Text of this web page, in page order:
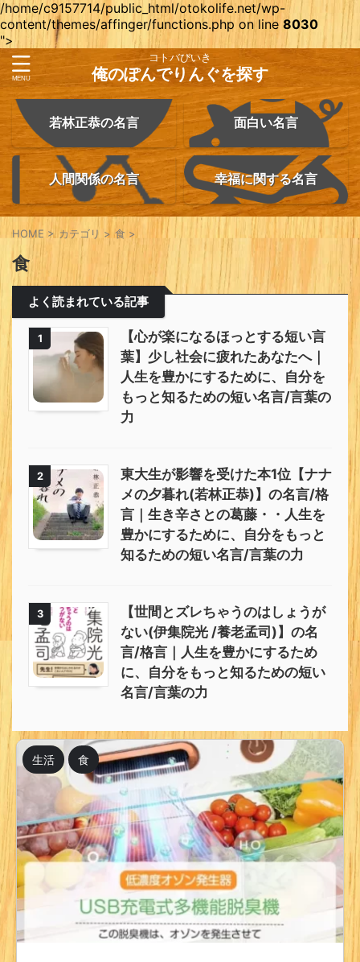
/home/c9157714/public_html/otokolife.net/wp-
content/themes/affinger/functions.php on line8030
">
コトバびいき
俺のぽんでりんぐを探す
若林正恭の名言 面白い名言
人間関係の名言 幸福に関する名言
HOME > カテゴリ > 食 >
食
よく読まれている記事
1
【心が楽になるほっとする短い言
葉】少し社会に疲れたあなたへ｜
人生を豊かにするために、自分を
もっと知るための短い名言/言葉の
力
2
東大生が影響を受けた本1位【ナナ
メの夕暮れ(若林正恭)】の名言/格
言｜生き辛さとの葛藤・・人生を
豊かにするために、自分をもっと
知るための短い名言/言葉の力
3
【世間とズレちゃうのはしょうが
ない(伊集院光 /養老孟司)】の名
言/格言｜人生を豊かにするため
に、自分をもっと知るための短い
名言/言葉の力
生活 食